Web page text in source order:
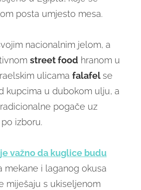
posta umjesto mesa.
nacionalnim jelom, a
street food hranom u
ulicama falafelse
kupcima u dubokom ulju, a
pogače uz
izboru.
važno da kuglice budu
mekane i laganog okusa
miješaju s ukiseljenom